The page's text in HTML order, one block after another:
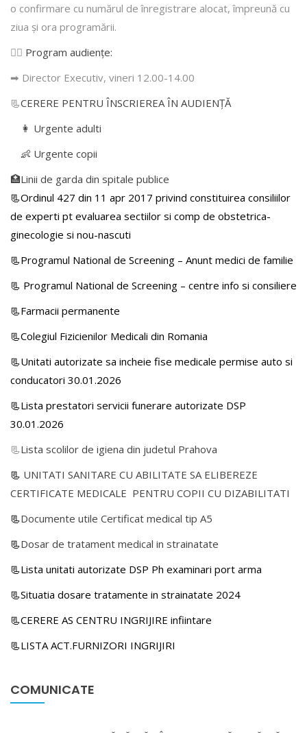
o confirmare cu numărul de înregistrare alocat, împreună cu
ziua şi ora programării.
👩‍⚕️ Program audiențe:
➡ Director Executiv, vineri 12.00-14.00
📃CERERE PENTRU ÎNSCRIEREA ÎN AUDIENŢĂ
👩 Urgente adulti
👶 Urgente copii
🏥Linii de garda din spitale publice
📃Ordinul 427 din 11 apr 2017 privind constituirea consiliilor
de experti pt evaluarea sectiilor si comp de obstetrica-
ginecologie si nou-nascuti
📃Programul National de Screening – Anunt medici de familie
📃 Programul National de Screening – centre info si consiliere
📃Farmacii permanente
📃Colegiul Fizicienilor Medicali din Romania
📃Unitati autorizate sa incheie fise medicale permise auto si
conducatori 30.01.2026
📃Lista prestatori servicii funerare autorizate DSP
30.01.2026
📃Lista scolilor de igiena din judetul Prahova
📃 UNITATI SANITARE CU ABILITATE SA ELIBEREZE
CERTIFICATE MEDICALE PENTRU COPII CU DIZABILITATI
📃Documente utile Certificat medical tip A5
📃Dosar de tratament medical in strainatate
📃Lista unitati autorizate DSP Ph examinari port arma
📃Situatia dosare tratamente in strainatate 2024
📃CERERE AS CENTRU INGRIJIRE infiintare
📃LISTA ACT.FURNIZORI INGRIJIRI
COMUNICATE